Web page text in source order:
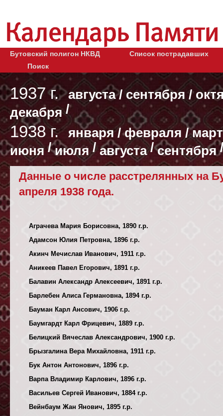
Бутовский полигон НКВД
Список пострадавших
Поиск
1937 г. августа/ сентября/
декабря/
1938 г. января/февраля /
июня /июля/августа/сентября
Данные о числе расстрелянных на
апреля 1938 года.
Аграчева Мария Борисовна, 1890 г.р.
Адамсон Юлия Петровна, 1896 г.р.
Акинч Мечислав Иванович, 1911 г.р.
Аникеев Павел Егорович, 1891 г.р.
Балавин Александр Алексеевич, 1891 г.р.
Барлебен Алиса Германовна, 1894 г.р.
Бауман Карл Ансович, 1906 г.р.
Баумгардт Карл Фрицевич, 1889 г.р.
Белицкий Вячеслав Александрович, 1900 г.р.
Брызгалина Вера Михайловна, 1911 г.р.
Бук Антон Антонович, 1896 г.р.
Варпа Владимир Карлович, 1896 г.р.
Васильев Сергей Иванович, 1884 г.р.
Вейнбаум Жан Янович, 1895 г.р.